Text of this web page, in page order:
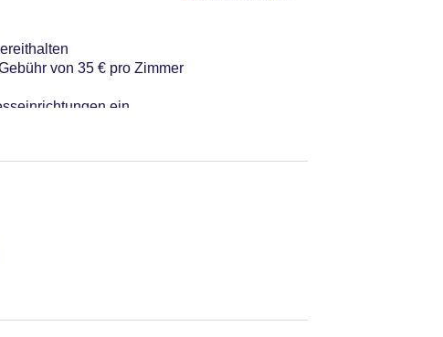
von 35 € pro Zimmer
ein
erhalten eine
ein
erhalten eine